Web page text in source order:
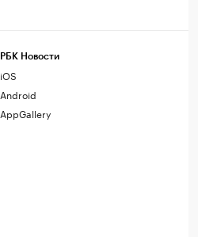
РБК Новости
iOS
Android
AppGallery